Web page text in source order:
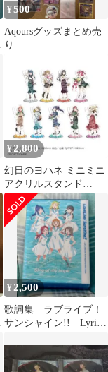
¥500
Aqoursグッズまとめ売
り
¥2,800
幻日のヨハネ ミニミニ
アクリルスタンド
Collection Easter
¥ 2,500
歌詞集 ラブライブ！
サンシャイン!! Lyric